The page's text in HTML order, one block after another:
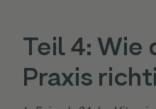
Teil 4: Wie
Praxis